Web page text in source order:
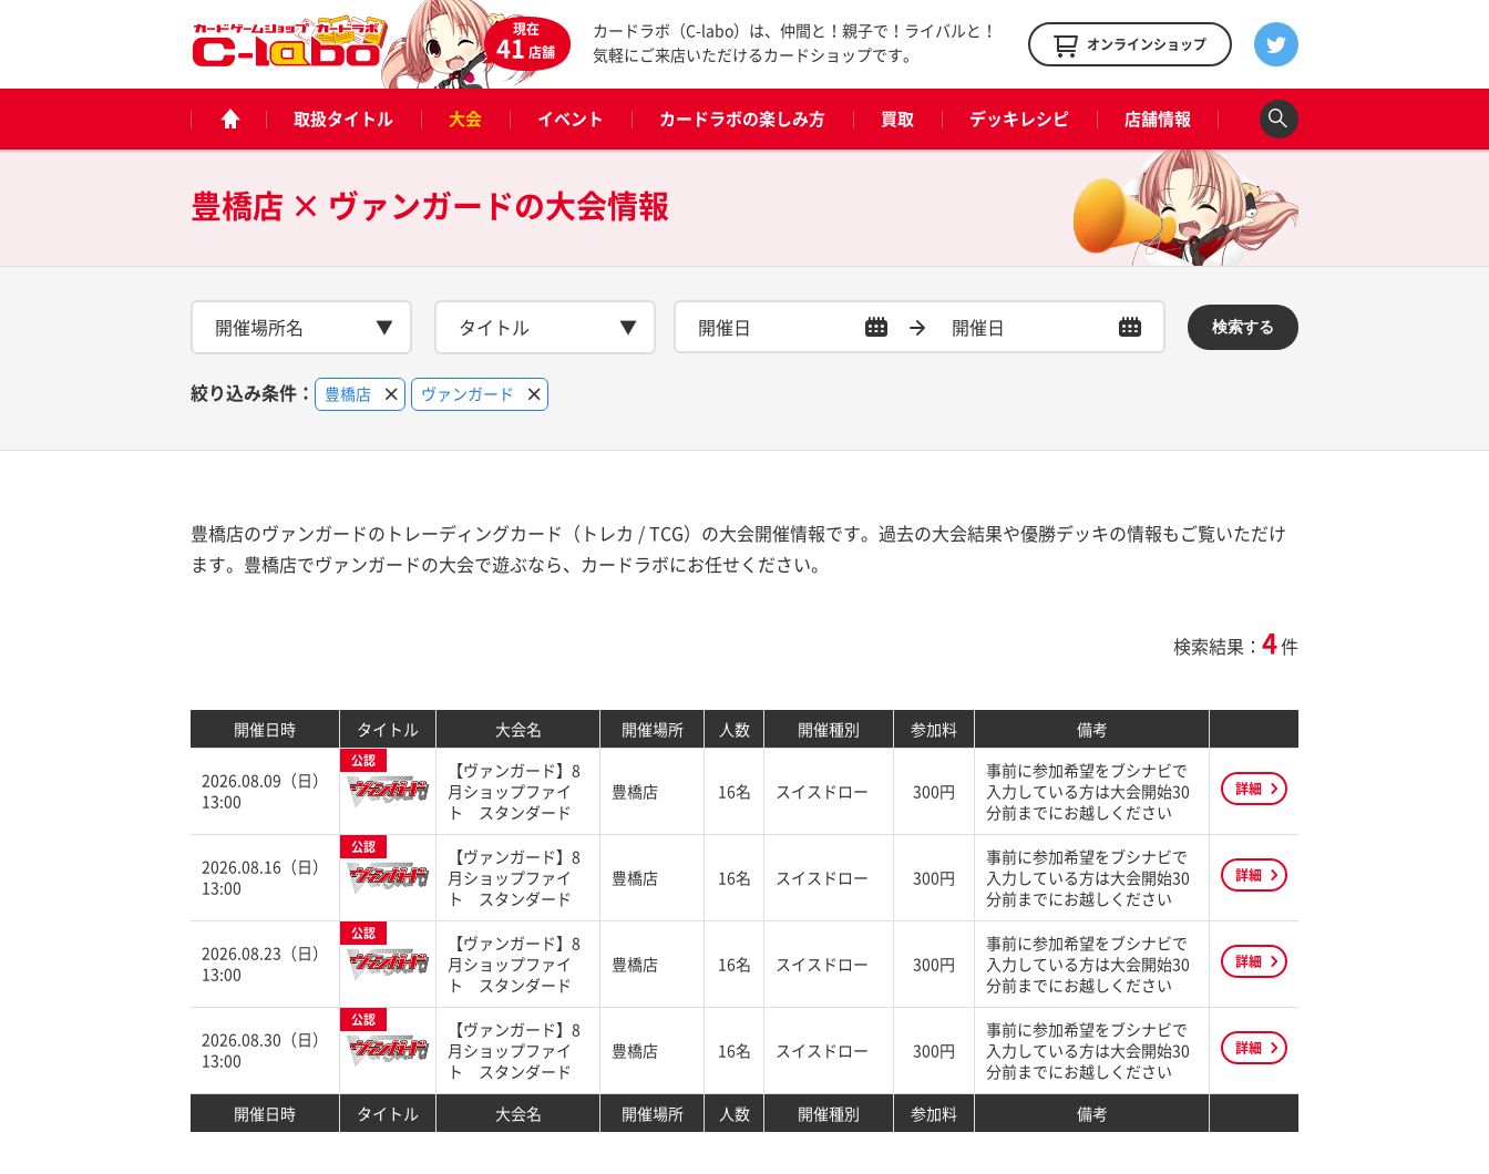
現在
41店舗
カードラボ（C-labo）は、仲間と！親子で！ライバルと！
気軽にご来店いただけるカードショップです。
オンラインショップ
取扱タイトル 大会 イベント カードラボの楽しみ方 買取 デッキレシピ 店舗情報
豊橋店 × ヴァンガードの大会情報
開催場所名 タイトル 検索する
絞り込み条件： 豊橋店 ヴァンガード
豊橋店のヴァンガードのトレーディングカード（トレカ / TCG）の大会開催情報です。過去の大会結果や優勝デッキの情報もご覧いただけ
ます。豊橋店でヴァンガードの大会で遊ぶなら、カードラボにお任せください。
検索結果： 4件
開催日時 タイトル 大会名 開催場所 人数 開催種別 参加料 備考
2026.08.09（日）
13:00
公認
【ヴァンガード】8
月ショップファイ
ト スタンダード
豊橋店 16名 スイスドロー 300円
事前に参加希望をブシナビで
入力している方は大会開始30
分前までにお越しください
詳細
2026.08.16（日）
13:00
公認
【ヴァンガード】8
月ショップファイ
ト スタンダード
豊橋店 16名 スイスドロー 300円
事前に参加希望をブシナビで
入力している方は大会開始30
分前までにお越しください
詳細
2026.08.23（日）
13:00
公認
【ヴァンガード】8
月ショップファイ
ト スタンダード
豊橋店 16名 スイスドロー 300円
事前に参加希望をブシナビで
入力している方は大会開始30
分前までにお越しください
詳細
2026.08.30（日）
13:00
公認
【ヴァンガード】8
月ショップファイ
ト スタンダード
豊橋店 16名 スイスドロー 300円
事前に参加希望をブシナビで
入力している方は大会開始30
分前までにお越しください
詳細
開催日時 タイトル 大会名 開催場所 人数 開催種別 参加料 備考